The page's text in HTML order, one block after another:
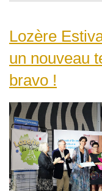
Lozère
un nouveau
bravo !